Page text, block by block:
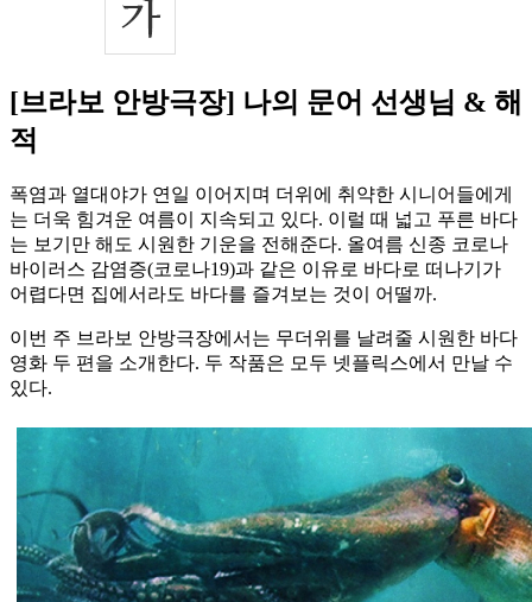
[브라보 안방극장] 나의 문어 선생님 & 해
적
폭염과 열대야가 연일 이어지며 더위에 취약한 시니어들에게
는 더욱 힘겨운 여름이 지속되고 있다. 이럴 때 넓고 푸른 바다
는 보기만 해도 시원한 기운을 전해준다. 올여름 신종 코로나
바이러스 감염증(코로나19)과 같은 이유로 바다로 떠나기가
어렵다면 집에서라도 바다를 즐겨보는 것이 어떨까.
이번 주 브라보 안방극장에서는 무더위를 날려줄 시원한 바다
영화 두 편을 소개한다. 두 작품은 모두 넷플릭스에서 만날 수
있다.